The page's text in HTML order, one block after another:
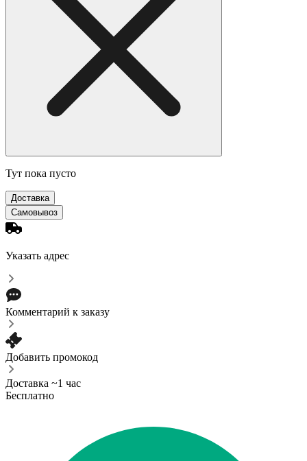
Тут пока пусто
Доставка
Самовывоз
Указать адрес
Комментарий к заказу
Добавить промокод
Доставка ~1 час
Бесплатно